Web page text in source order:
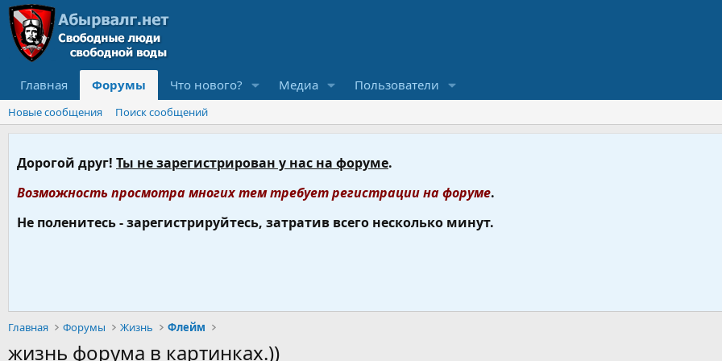
Главная Форумы Что нового? Медиа Пользователи
Новые сообщения Поиск сообщений
Дорогой друг! Ты не зарегистрирован у нас на форуме.
Возможность просмотра многих тем требует регистрации на форуме.
Не поленитесь - зарегистрируйтесь, затратив всего несколько минут.
Главная Форумы Жизнь Флейм
жизнь форума в картинках.))